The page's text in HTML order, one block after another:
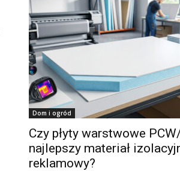
Dom i ogród
Czy płyty warstwowe
najlepszy materiał
reklamowy?